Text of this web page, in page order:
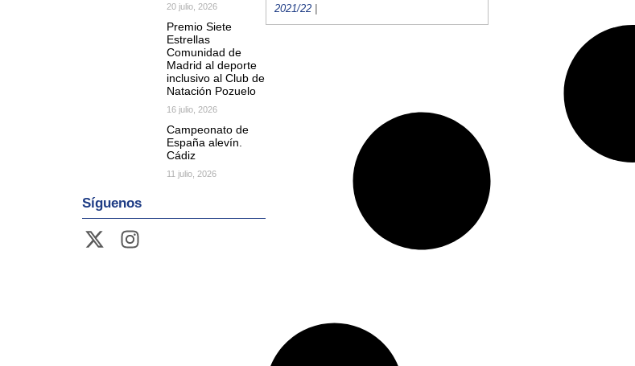
20 julio, 2026
Premio Siete
Estrellas
Comunidad de
Madrid al deporte
inclusivo al Club de
Natación Pozuelo
16 julio, 2026
Campeonato de
España alevín.
Cádiz
11 julio, 2026
Síguenos
2021/22